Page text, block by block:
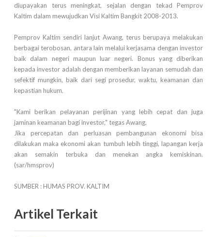
diupayakan terus meningkat, sejalan dengan tekad Pemprov
Kaltim dalam mewujudkan Visi Kaltim Bangkit 2008-2013.
Pemprov Kaltim sendiri lanjut Awang, terus berupaya melakukan
berbagai terobosan, antara lain melalui kerjasama dengan investor
baik dalam negeri maupun luar negeri. Bonus yang diberikan
kepada investor adalah dengan memberikan layanan semudah dan
sefektif mungkin, baik dari segi prosedur, waktu, keamanan dan
kepastian hukum.
"Kami berikan pelayanan perijinan yang lebih cepat dan juga
jaminan keamanan bagi investor," tegas Awang.
Jika percepatan dan perluasan pembangunan ekonomi bisa
dilakukan maka ekonomi akan tumbuh lebih tinggi, lapangan kerja
akan semakin terbuka dan menekan angka kemiskinan.
(sar/hmsprov)
SUMBER : HUMAS PROV. KALTIM
Artikel Terkait